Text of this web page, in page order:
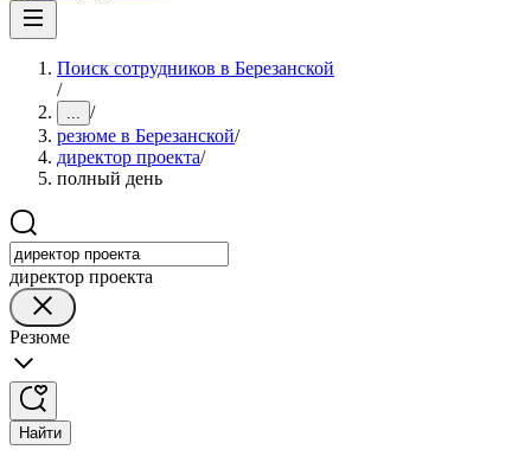
Поиск сотрудников в Березанской
/
... /
резюме в Березанской/
директор проекта/
полный день
директор проекта
Резюме
Найти